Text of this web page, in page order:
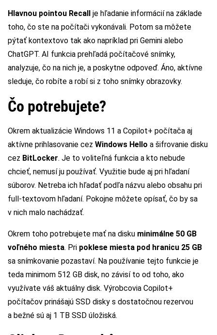
Hlavnou pointou Recall je hľadanie informácií na základe
toho, čo ste na počítači vykonávali. Potom sa môžete
pýtať kontextovo tak ako napríklad pri Gemini alebo
ChatGPT. AI funkcia prehľadá počítačové snímky,
analyzuje, čo na nich je, a poskytne odpoveď. Áno, aktívne
sleduje, čo robíte a robí si z toho snímky obrazovky.
Čo potrebujete?
Okrem aktualizácie Windows 11 a Copilot+ počítača aj
aktívne prihlasovanie cez Windows Hello a šifrovanie disku
cez BitLocker. Je to voliteľná funkcia a kto nebude
chcieť, nemusí ju používať. Využitie bude aj pri hľadaní
súborov. Netreba ich hľadať podľa názvu alebo obsahu pri
full-textovom hľadaní. Pokojne môžete opísať, čo by sa
v nich malo nachádzať.
Okrem toho potrebujete mať na disku minimálne 50 GB
voľného miesta. Pri poklese miesta pod hranicu 25 GB
sa snímkovanie pozastaví. Na používanie tejto funkcie je
teda minimom 512 GB disk, no závisí to od toho, ako
využívate váš aktuálny disk. Výrobcovia Copilot+
počítačov prinášajú SSD disky s dostatočnou rezervou
a bežné sú aj 1 TB SSD úložiská.